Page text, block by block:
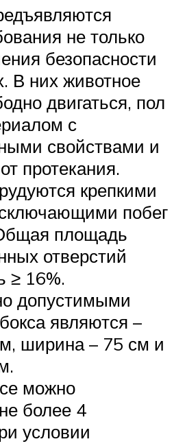
не только
безопасности
В них животное
двигаться, пол
с
свойствами и
протекания.
крепкими
побег
площадь
отверстий
≥ 16%.
допустимыми
являются –
ширина – 75 см и
можно
более 4
условии